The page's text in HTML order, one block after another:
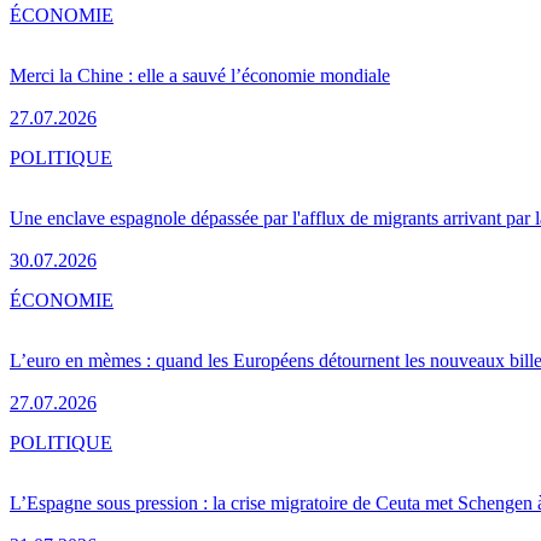
Merci la Chine : elle a sauvé l’économie mondiale
27.07.2026
ÉCONOMIE
Une enclave espagnole dépassée par l'afflux de migrants arrivant par
30.07.2026
POLITIQUE
L’euro en mèmes : quand les Européens détournent les nouveaux
27.07.2026
ÉCONOMIE
L’Espagne sous pression : la crise migratoire de Ceuta met Schengen
POLITIQUE